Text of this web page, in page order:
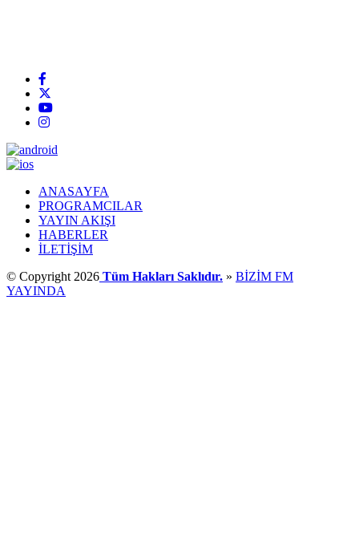
ANASAYFA
PROGRAMCILAR
YAYIN AKIŞI
HABERLER
İLETİŞİM
© Copyright 2026 Tüm Hakları Saklıdır. » BİZİM FM
YAYINDA